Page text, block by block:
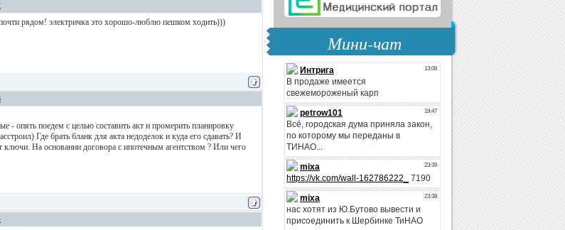
рядом! электричка это хорошо-люблю пешком ходить)))
- опять поедем с целью составить акт и промерить планировку
Где брать бланк для акта недоделок и куда его сдавать? И
ключи. На основании договора с ипотечным агентством ? Или чего
Мини-чат